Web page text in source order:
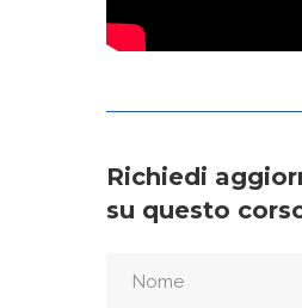
Richiedi
su questo